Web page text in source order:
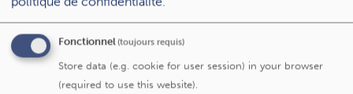
Fonctionnel(toujours requis)
Store data (e.g. cookie for user session) in your browser
(required to use this website).